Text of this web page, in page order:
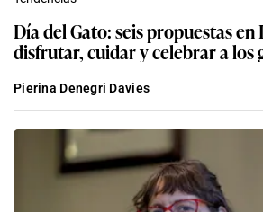
Día del Gato: seis propuestas
disfrutar, cuidar y celebrar a los
Pierina Denegri Davies